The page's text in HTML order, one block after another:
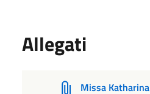
Allegati
Missa Katharina